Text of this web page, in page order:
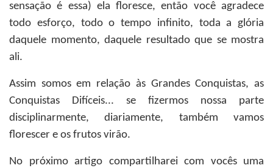
sensação é essa) ela floresce, então você agradece
todo esforço, todo o tempo infinito, toda a glória
daquele momento, daquele resultado que se mostra
ali.
Assim somos em relação às Grandes Conquistas, as
Conquistas Difíceis... se fizermos nossa parte
disciplinarmente, diariamente, também vamos
florescer e os frutos virão.
No próximo artigo compartilharei com vocês uma